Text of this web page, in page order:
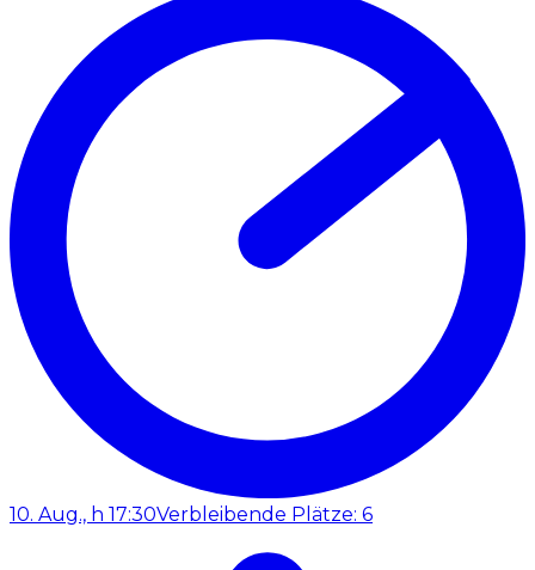
10. Aug., h 17:30Verbleibende Plätze: 6